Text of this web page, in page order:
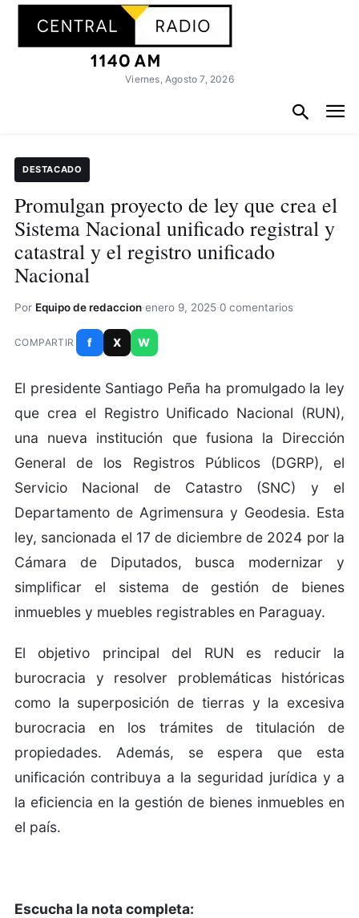
Viernes, Agosto 7, 2026
DESTACADO
Promulgan proyecto de ley que crea el
Sistema Nacional unificado registral y
catastral y el registro unificado
Nacional
Por Equipo de redaccion·enero 9, 2025·0 comentarios
COMPARTIR f X W
El presidente Santiago Peña ha promulgado la ley
que crea el Registro Unificado Nacional (RUN),
una nueva institución que fusiona la Dirección
General de los Registros Públicos (DGRP), el
Servicio Nacional de Catastro (SNC) y el
Departamento de Agrimensura y Geodesia. Esta
ley, sancionada el 17 de diciembre de 2024 por la
Cámara de Diputados, busca modernizar y
simplificar el sistema de gestión de bienes
inmuebles y muebles registrables en Paraguay.
El objetivo principal del RUN es reducir la
burocracia y resolver problemáticas históricas
como la superposición de tierras y la excesiva
burocracia en los trámites de titulación de
propiedades. Además, se espera que esta
unificación contribuya a la seguridad jurídica y a
la eficiencia en la gestión de bienes inmuebles en
el país.
Escucha la nota completa: